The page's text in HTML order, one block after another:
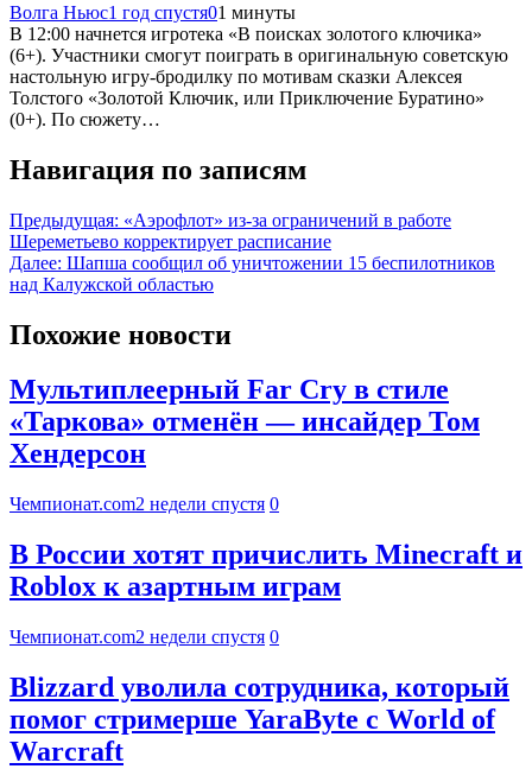
Волга Ньюс1 год спустя01 минуты
В 12:00 начнется игротека «В поисках золотого ключика»
(6+). Участники смогут поиграть в оригинальную советскую
настольную игру-бродилку по мотивам сказки Алексея
Толстого «Золотой Ключик, или Приключение Буратино»
(0+). По сюжету…
Навигация по записям
Предыдущая: «Аэрофлот» из-за ограничений в работе
Шереметьево корректирует расписание
Далее: Шапша сообщил об уничтожении 15 беспилотников
над Калужской областью
Похожие новости
Мультиплеерный Far Cry в стиле
«Таркова» отменён — инсайдер Том
Хендерсон
Чемпионат.com2 недели спустя 0
В России хотят причислить Minecraft и
Roblox к азартным играм
Чемпионат.com2 недели спустя 0
Blizzard уволила сотрудника, который
помог стримерше YaraByte с World of
Warcraft